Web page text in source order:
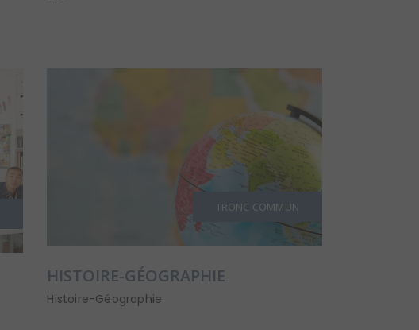
TRONC COMMUN
HISTOIRE-GÉOGRAPHIE
Histoire-Géographie